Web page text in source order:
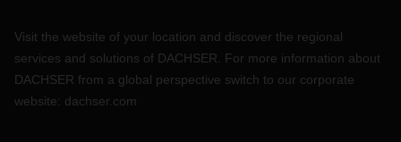
Visit the website of your location and discover the regional
services and solutions of DACHSER. For more information about
DACHSER from a global perspective switch to our corporate
website: dachser.com